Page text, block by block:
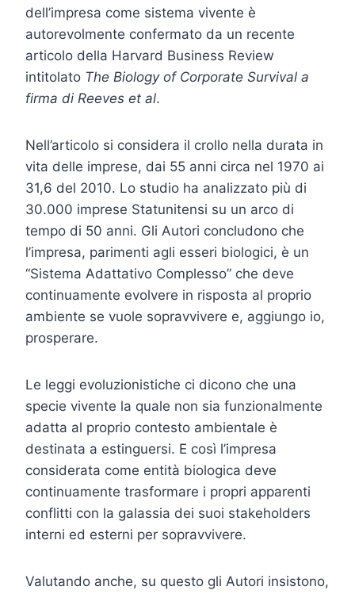
dell’impresa come sistema vivente è
autorevolmente confermato da un recente
articolo della Harvard Business Review
intitolato The Biology of Corporate Survival a
firma di Reeves et al.
Nell’articolo si considera il crollo nella durata in
vita delle imprese, dai 55 anni circa nel 1970 ai
31,6 del 2010. Lo studio ha analizzato più di
30.000 imprese Statunitensi su un arco di
tempo di 50 anni. Gli Autori concludono che
l’impresa, parimenti agli esseri biologici, è un
“Sistema Adattativo Complesso” che deve
continuamente evolvere in risposta al proprio
ambiente se vuole sopravvivere e, aggiungo io,
prosperare.
Le leggi evoluzionistiche ci dicono che una
specie vivente la quale non sia funzionalmente
adatta al proprio contesto ambientale è
destinata a estinguersi. E così l’impresa
considerata come entità biologica deve
continuamente trasformare i propri apparenti
conflitti con la galassia dei suoi stakeholders
interni ed esterni per sopravvivere.
Valutando anche, su questo gli Autori insistono,